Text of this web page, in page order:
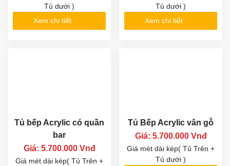
Tủ dưới )
Xem chi tiết
Tủ dưới )
Xem chi tiết
Tủ bếp Acrylic có quần
bar
Giá: 5.700.000 Vnđ
Giá mét dài kép( Tủ Trên +
Tủ Bếp Acrylic vân gỗ
Giá: 5.700.000 Vnđ
Giá mét dài kép( Tủ Trên +
Tủ dưới )